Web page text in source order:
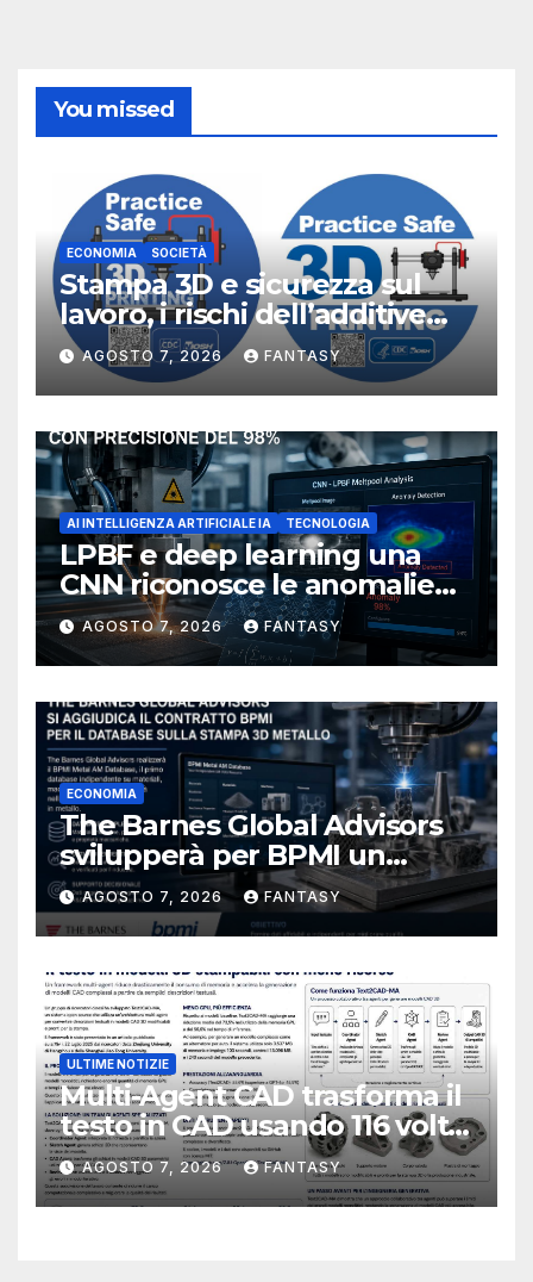
You missed
ECONOMIA SOCIETÀ
Stampa 3D e sicurezza sul
lavoro, i rischi dell’additive
manufacturing secondo
NIOSH
AGOSTO 7, 2026 FANTASY
AI INTELLIGENZA ARTIFICIALE IA TECNOLOGIA
LPBF e deep learning una
CNN riconosce le anomalie
del bagno di fusione
AGOSTO 7, 2026 FANTASY
ECONOMIA
The Barnes Global Advisors
svilupperà per BPMI un
database per la stampa 3D
metallica destinata alla filiera
navale statunitense
AGOSTO 7, 2026 FANTASY
ULTIME NOTIZIE
Multi-Agent CAD trasforma il
testo in CAD usando 116 volte
meno token
AGOSTO 7, 2026 FANTASY